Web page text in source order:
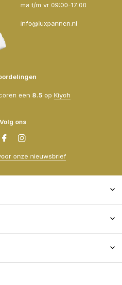
ma t/m vr 09:00-17:00
info@luxpannen.nl
een 8.5op Kiyoh
Volg ons
onze nieuwsbrief